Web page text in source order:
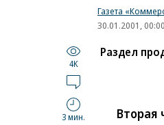
Газета
30.01.2001, 00:00
4K
3 мин.
Раздел
Вторая